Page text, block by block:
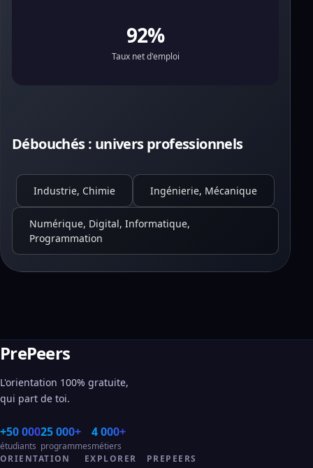
92%
Taux net d'emploi
Débouchés : univers professionnels
Industrie, Chimie Ingénierie, Mécanique
Numérique, Digital, Informatique,
Programmation
PrePeers
L'orientation 100% gratuite,
qui part de toi.
+50 000
étudiants
25 000+
programmes
4 000+
métiers
ORIENTATION
EXPLORER PREPEERS